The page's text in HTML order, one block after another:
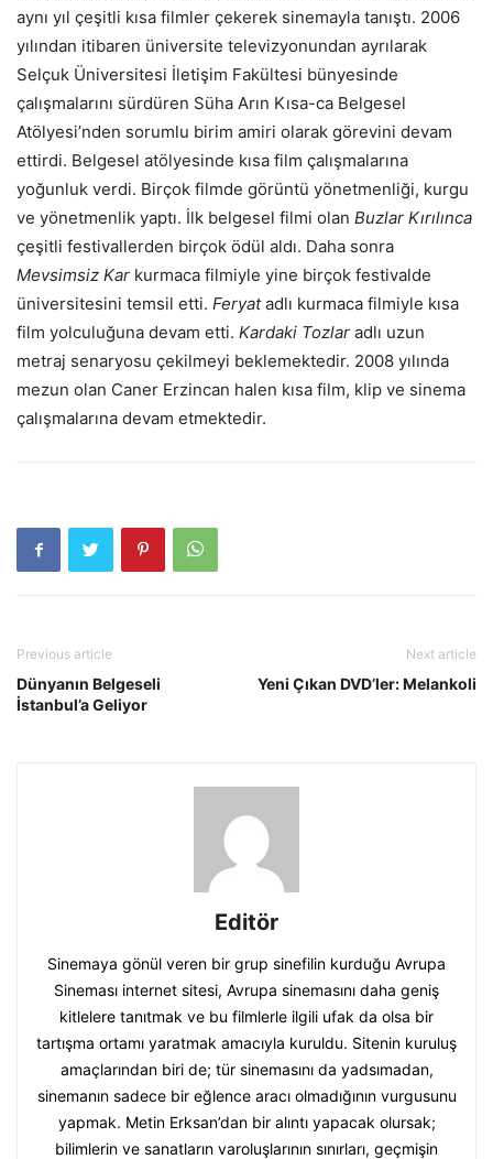
aynı yıl çeşitli kısa filmler çekerek sinemayla tanıştı. 2006
yılından itibaren üniversite televizyonundan ayrılarak
Selçuk Üniversitesi İletişim Fakültesi bünyesinde
çalışmalarını sürdüren Süha Arın Kısa-ca Belgesel
Atölyesi’nden sorumlu birim amiri olarak görevini devam
ettirdi. Belgesel atölyesinde kısa film çalışmalarına
yoğunluk verdi. Birçok filmde görüntü yönetmenliği, kurgu
ve yönetmenlik yaptı. İlk belgesel filmi olan Buzlar Kırılınca
çeşitli festivallerden birçok ödül aldı. Daha sonra
Mevsimsiz Kar kurmaca filmiyle yine birçok festivalde
üniversitesini temsil etti. Feryatadlı kurmaca filmiyle kısa
film yolculuğuna devam etti. Kardaki Tozlar adlı uzun
metraj senaryosu çekilmeyi beklemektedir. 2008 yılında
mezun olan Caner Erzincan halen kısa film, klip ve sinema
çalışmalarına devam etmektedir.
Previous article
Dünyanın Belgeseli
İstanbul’a Geliyor
Next article
Yeni Çıkan DVD’ler: Melankoli
Editör
Sinemaya gönül veren bir grup sinefilin kurduğu Avrupa
Sineması internet sitesi, Avrupa sinemasını daha geniş
kitlelere tanıtmak ve bu filmlerle ilgili ufak da olsa bir
tartışma ortamı yaratmak amacıyla kuruldu. Sitenin kuruluş
amaçlarından biri de; tür sinemasını da yadsımadan,
sinemanın sadece bir eğlence aracı olmadığının vurgusunu
yapmak. Metin Erksan’dan bir alıntı yapacak olursak;
bilimlerin ve sanatların varoluşlarının sınırları, geçmişin